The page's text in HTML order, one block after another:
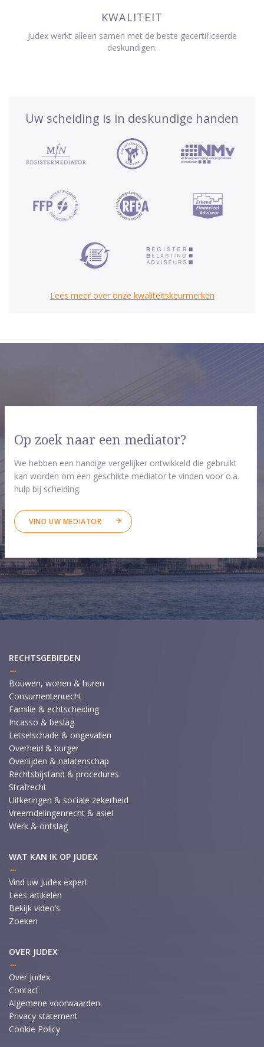
KWALITEIT
Judex werkt alleen samen met de beste gecertificeerde
deskundigen.
Uw scheiding is in deskundige handen
Lees meer over onze kwaliteitskeurmerken
Op zoek naar een mediator?
We hebben een handige vergelijker ontwikkeld die gebruikt
kan worden om een geschikte mediator te vinden voor o.a.
hulp bij scheiding.
VIND UW MEDIATOR
RECHTSGEBIEDEN
Bouwen, wonen & huren
Consumentenrecht
Familie & echtscheiding
Incasso & beslag
Letselschade & ongevallen
Overheid & burger
Overlijden & nalatenschap
Rechtsbijstand & procedures
Strafrecht
Uitkeringen & sociale zekerheid
Vreemdelingenrecht & asiel
Werk & ontslag
WAT KAN IK OP JUDEX
Vind uw Judex expert
Lees artikelen
Bekijk video’s
Zoeken
OVER JUDEX
Over Judex
Contact
Algemene voorwaarden
Privacy statement
Cookie Policy